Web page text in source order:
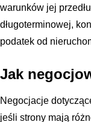
warunków jej
długoterminowej,
podatek od
Jak
Negocjacje
jeśli strony mają